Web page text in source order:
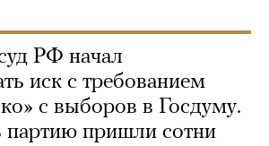
РФ начал
иск с требованием
с выборов в Госдуму.
партию пришли сотни